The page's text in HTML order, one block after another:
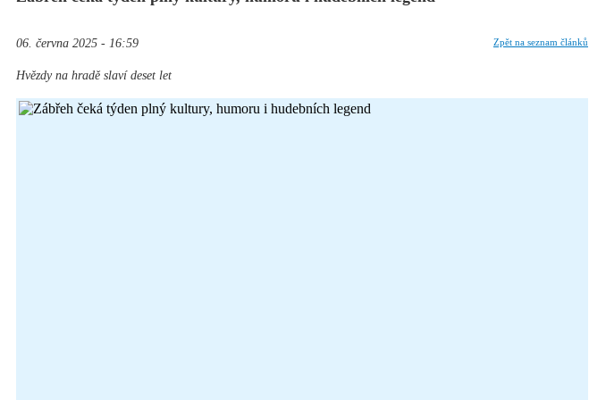
06. června 2025 - 16:59 Zpět na seznam článků
Hvězdy na hradě slaví deset let